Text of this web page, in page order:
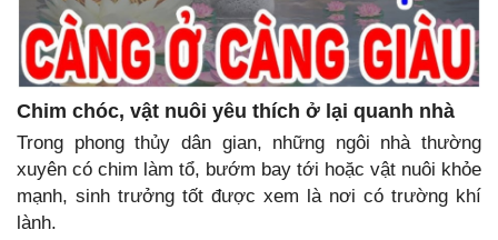
Chim chóc, vật nuôi yêu thích ở lại quanh nhà
Trong phong thủy dân gian, những ngôi nhà thường
xuyên có chim làm tổ, bướm bay tới hoặc vật nuôi khỏe
mạnh, sinh trưởng tốt được xem là nơi có trường khí
lành.